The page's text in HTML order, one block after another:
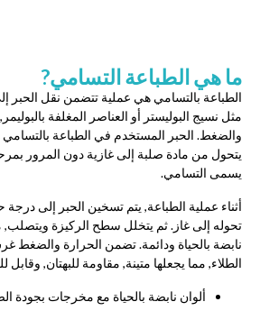
ما هي الطباعة التسامي?
الطباعة بالتسامي هي عملية تتضمن نقل الحبر
مثل نسيج البوليستر أو العناصر المغلفة
والضغط. الحبر المستخدم في الطباعة
يتحول من مادة صلبة إلى غازية دون المرور
يسمى التسامي.
أثناء عملية الطباعة, يتم تسخين الحبر إلى درجة
تحوله إلى غاز. ثم يتخلل سطح الركيزة ويتصلب,
نابضة بالحياة ودائمة. تضمن الحرارة والضغط
الطلاء, مما يجعلها متينة, مقاومة للبهتان, وقابل
ألوان نابضة بالحياة مع مخرجات بجودة